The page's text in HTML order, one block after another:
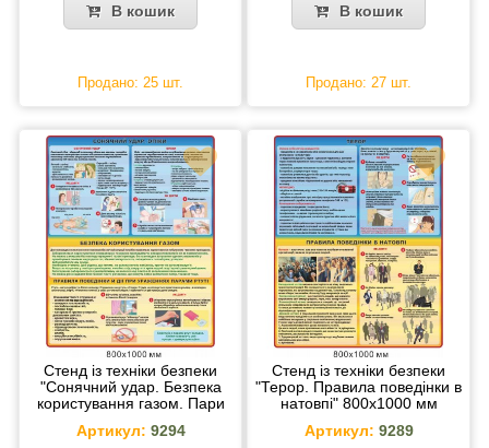
В кошик
Продано: 25 шт.
В кошик
Продано: 27 шт.
Стенд із техніки безпеки
"Сонячний удар. Безпека
користування газом. Пари
Артикул: 9294
Стенд із техніки безпеки
"Терор. Правила поведінки в
натовпі" 800х1000 мм
Артикул: 9289